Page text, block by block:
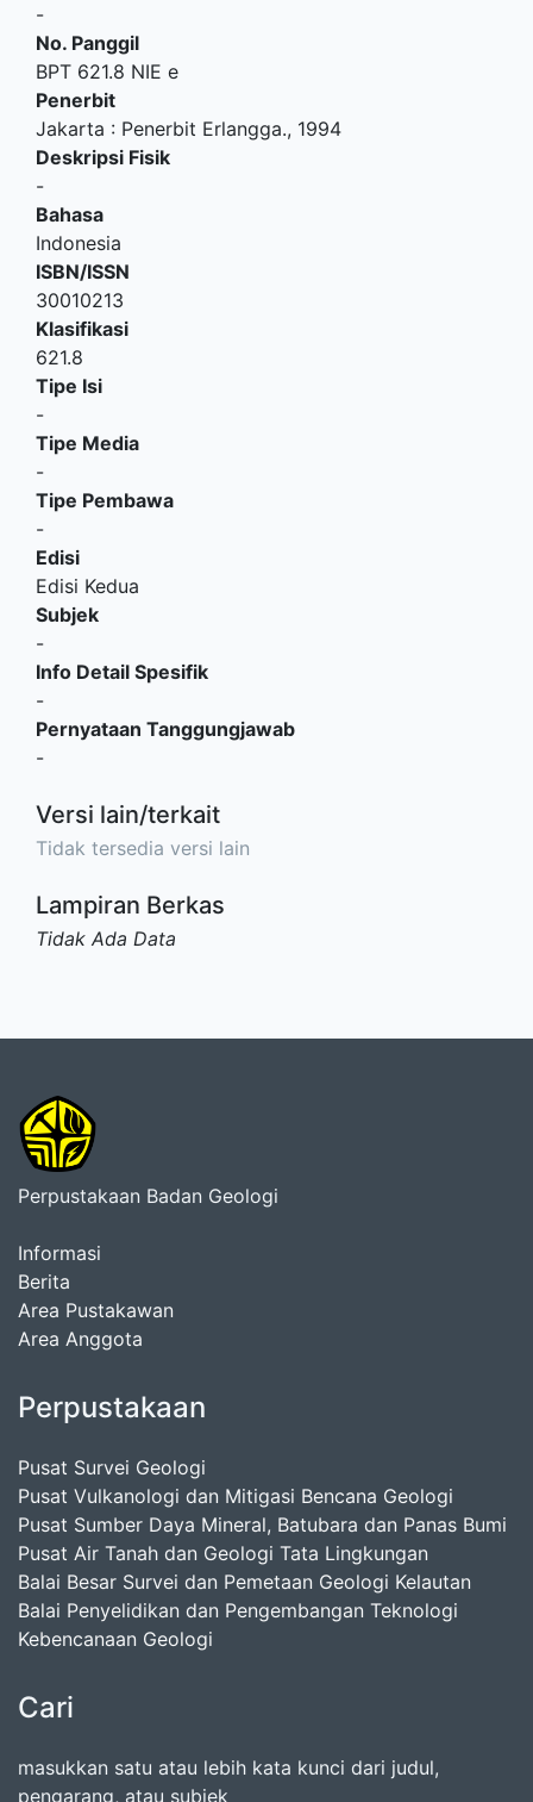
-
No. Panggil
BPT 621.8 NIE e
Penerbit
Jakarta : Penerbit Erlangga., 1994
Deskripsi Fisik
-
Bahasa
Indonesia
ISBN/ISSN
30010213
Klasifikasi
621.8
Tipe Isi
-
Tipe Media
-
Tipe Pembawa
-
Edisi
Edisi Kedua
Subjek
-
Info Detail Spesifik
-
Pernyataan Tanggungjawab
-
Versi lain/terkait
Tidak tersedia versi lain
Lampiran Berkas
Tidak Ada Data
Perpustakaan Badan Geologi
Informasi
Berita
Area Pustakawan
Area Anggota
Perpustakaan
Pusat Survei Geologi
Pusat Vulkanologi dan Mitigasi Bencana Geologi
Pusat Sumber Daya Mineral, Batubara dan Panas Bumi
Pusat Air Tanah dan Geologi Tata Lingkungan
Balai Besar Survei dan Pemetaan Geologi Kelautan
Balai Penyelidikan dan Pengembangan Teknologi
Kebencanaan Geologi
Cari
masukkan satu atau lebih kata kunci dari judul,
pengarang, atau subjek